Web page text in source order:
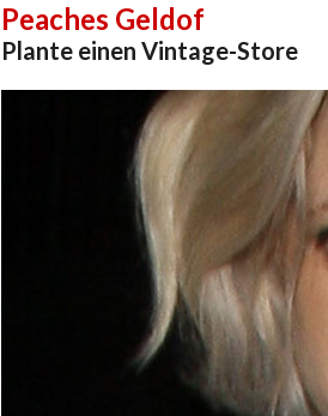
Peaches Geldof
Plante einen Vintage-Store